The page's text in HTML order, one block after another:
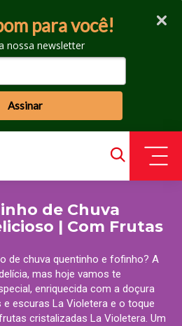
para você!
nossa newsletter
Assinar
de Chuva
| Com Frutas
de chuva quentinho e fofinho? A
mas hoje vamos te
enriquecida com a doçura
escuras La Violetera e o toque
cristalizadas La Violetera. Um